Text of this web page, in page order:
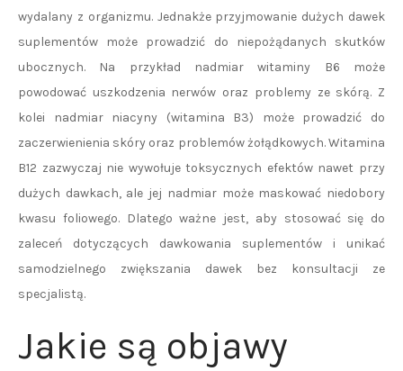
wydalany z organizmu. Jednakże przyjmowanie dużych dawek
suplementów może prowadzić do niepożądanych skutków
ubocznych. Na przykład nadmiar witaminy B6 może
powodować uszkodzenia nerwów oraz problemy ze skórą. Z
kolei nadmiar niacyny (witamina B3) może prowadzić do
zaczerwienienia skóry oraz problemów żołądkowych. Witamina
B12 zazwyczaj nie wywołuje toksycznych efektów nawet przy
dużych dawkach, ale jej nadmiar może maskować niedobory
kwasu foliowego. Dlatego ważne jest, aby stosować się do
zaleceń dotyczących dawkowania suplementów i unikać
samodzielnego zwiększania dawek bez konsultacji ze
specjalistą.
Jakie są objawy